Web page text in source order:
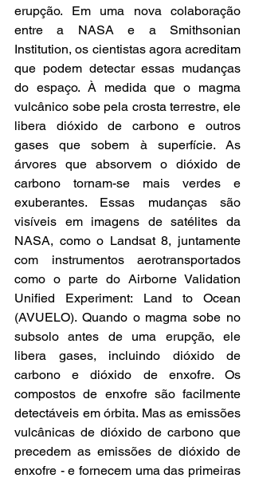
erupção. Em uma nova colaboração
entre a NASA e a Smithsonian
Institution, os cientistas agora acreditam
que podem detectar essas mudanças
do espaço. À medida que o magma
vulcânico sobe pela crosta terrestre, ele
libera dióxido de carbono e outros
gases que sobem à superfície. As
árvores que absorvem o dióxido de
carbono tornam-se mais verdes e
exuberantes. Essas mudanças são
visíveis em imagens de satélites da
NASA, como o Landsat 8, juntamente
com instrumentos aerotransportados
como o parte do Airborne Validation
Unified Experiment: Land to Ocean
(AVUELO). Quando o magma sobe no
subsolo antes de uma erupção, ele
libera gases, incluindo dióxido de
carbono e dióxido de enxofre. Os
compostos de enxofre são facilmente
detectáveis em órbita. Mas as emissões
vulcânicas de dióxido de carbono que
precedem as emissões de dióxido de
enxofre - e fornecem uma das primeiras